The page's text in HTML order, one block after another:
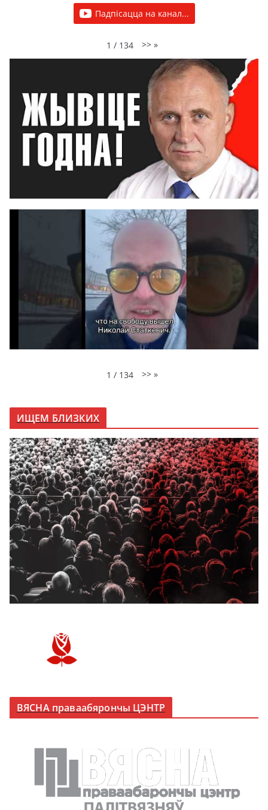
Падпісацца на канал...
1 / 134 >> »
1 / 134 >> »
ИЩЕМ БЛИЗКИХ
ВЯСНА праваабярончы ЦЭНТР